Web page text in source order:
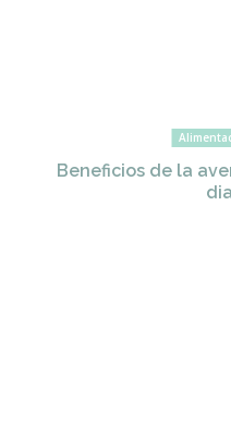
Beneficios de la